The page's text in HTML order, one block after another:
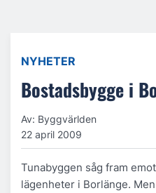
NYHETER
Bostadsbygge i
Av: Byggvärlden
22 april 2009
Tunabyggen såg fram
lägenheter i Borlänge.